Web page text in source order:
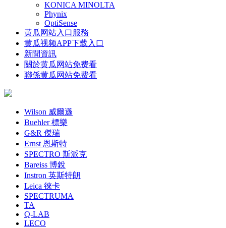
KONICA MINOLTA
Phynix
OptiSense
黄瓜网站入口服務
黄瓜视频APP下载入口
新聞資訊
關於黄瓜网站免费看
聯係黄瓜网站免费看
Wilson 威爾遜
Buehler 標樂
G&R 傑瑞
Ernst 恩斯特
SPECTRO 斯派克
Bareiss 博銳
Instron 英斯特朗
Leica 徠卡
SPECTRUMA
TA
Q-LAB
LECO